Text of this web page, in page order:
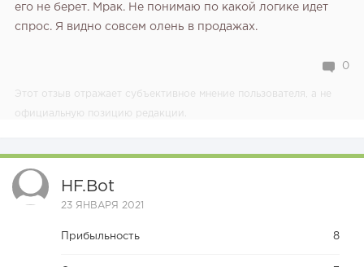
его не берет. Мрак. Не понимаю по какой логике идет
спрос. Я видно совсем олень в продажах.
0
Этот отзыв отражает субъективное мнение пользователя, а не
официальную позицию редакции.
HF.bot
23 ЯНВАРЯ 2021
Прибыльность 8